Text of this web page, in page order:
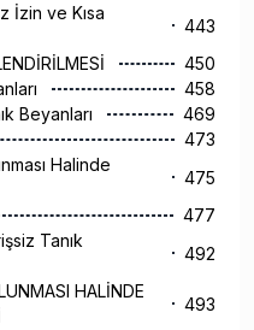
İzin ve Kısa
443
450
458
Beyanları
469
473
Halinde
475
477
Tanık
492
HALİNDE
493